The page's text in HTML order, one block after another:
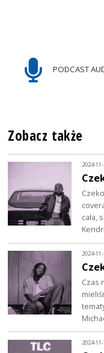
PODCAST
Zobacz także
2024-
cała,
2024-
Czas
2024-